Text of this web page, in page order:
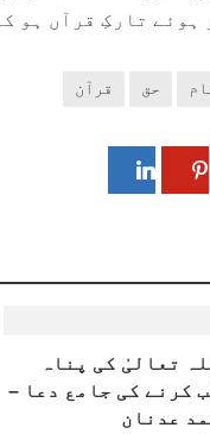
ہوئے تارکِ قرآں ہو
حق قرآن
تعالیٰ کی پناہ
کرنے کی جامع دعا –
عدنان